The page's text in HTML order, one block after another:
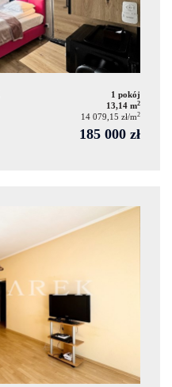
1 pokój
13,14 m2
14 079,15 zł/m2
185 000 zł